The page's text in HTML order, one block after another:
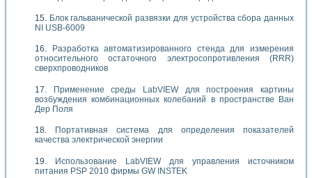
Блок гальванической развязки для устройства сбора данных
NI USB-6009
Разработка автоматизированного стенда для измерения
относительного остаточного электросопротивления (RRR)
сверхпроводников
Применение среды LabVIEW для построения картины
возбуждения комбинационных колебаний в пространстве Ван
Дер Поля
Портативная система для определения показателей
качества электрической энергии
Использование LabVIEW для управления источником
питания PSP 2010 фирмы GW INSTEK